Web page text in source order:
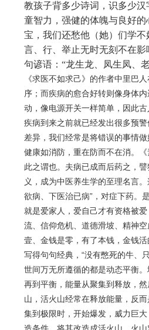
教孩子背多少诗词，识多少
童智力，强健的体魄与良好
宝，我们还愁他（她）们学
言、行、举止无时无刻不在
句谚语：“龙生龙、凤生凤、
《求医不如求己》的作者中里巴
序；而疾病的愈合好转则像身体
动，像电源开关一样简单，因此
疾病到来之前就已经发出很多预
差异，我们经常是将错误的事情
健康如消防，重在防而不在消。《
此之谓也。夫病已成而后药之，
义，成为中医养生学的至理名言
欲病、下医治已病”，对症下药。
就是爱家人，爱自己才有资格被
流、信仰危机、道德滑坡、精神
壹、金钱是零，有了本钱，金钱
写得句句经典， “没有憋死的牛、
世间万无所遵循的都是动态平衡
再到平衡，能量从聚集到释放，
山，活火山经常在释放能量，反
集到极限时，开始爆发，威力巨